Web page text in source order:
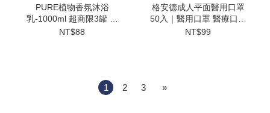
PURE植物香氛沐浴
乳-1000ml 超商限3罐 ｜
沐浴乳 香氛沐浴乳 熱銷款
NT$88
格安德成人平面醫用口罩
50入｜醫用口罩 醫療口罩
平面醫療口罩成人三層口罩
NT$99
1 2 3 »